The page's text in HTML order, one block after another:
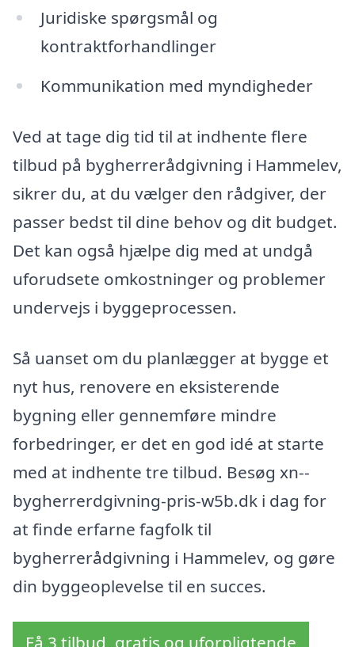
Juridiske spørgsmål og
kontraktforhandlinger
Kommunikation med myndigheder
Ved at tage dig tid til at indhente flere
tilbud på bygherrerådgivning i Hammelev,
sikrer du, at du vælger den rådgiver, der
passer bedst til dine behov og dit budget.
Det kan også hjælpe dig med at undgå
uforudsete omkostninger og problemer
undervejs i byggeprocessen.
Så uanset om du planlægger at bygge et
nyt hus, renovere en eksisterende
bygning eller gennemføre mindre
forbedringer, er det en god idé at starte
med at indhente tre tilbud. Besøg xn--
bygherrerdgivning-pris-w5b.dk i dag for
at finde erfarne fagfolk til
bygherrerådgivning i Hammelev, og gøre
din byggeoplevelse til en succes.